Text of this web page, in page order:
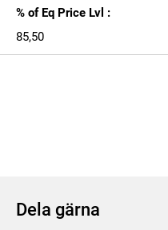
% of Eq Price Lvl :
85,50
Dela gärna